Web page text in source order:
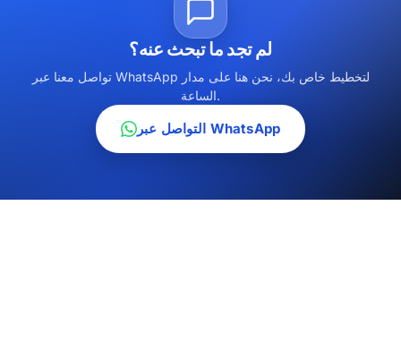
لم تجد ما تبحث عنه؟
تواصل معنا عبر WhatsApp لتخطيط خاص بك، نحن هنا على مدار
الساعة.
التواصل عبر WhatsApp